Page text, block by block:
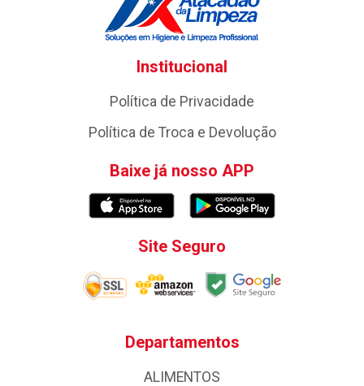
Institucional
Política de Privacidade
Política de Troca e Devolução
Baixe já nosso APP
Site Seguro
Departamentos
ALIMENTOS